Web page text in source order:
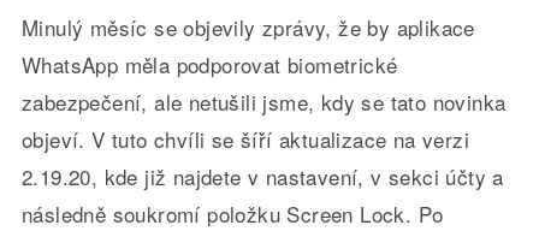
Minulý měsíc se objevily zprávy, že by aplikace
WhatsApp měla podporovat biometrické
zabezpečení, ale netušili jsme, kdy se tato novinka
objeví. V tuto chvíli se šíří aktualizace na verzi
2.19.20, kde již najdete v nastavení, v sekci účty a
následně soukromí položku Screen Lock. Po